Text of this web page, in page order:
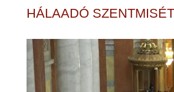
HÁLAADÓ